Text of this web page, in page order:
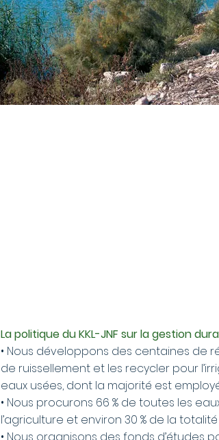
La politique du KKL-JNF sur la gestion
• Nous développons des centaines de
de ruissellement et les recycler pour
eaux usées, dont la majorité est
• Nous procurons 66 % de toutes les
l’agriculture et environ 30 % de la
• Nous organisons des fonds d’études